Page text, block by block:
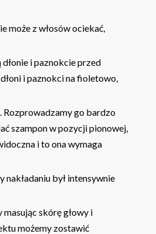
może z włosów ociekać,
i paznokcie przed
i paznokci na fioletowo,
Rozprowadzamy go bardzo
szampon w pozycji pionowej,
i to ona wymaga
był intensywnie
skórę głowy i
możemy zostawić